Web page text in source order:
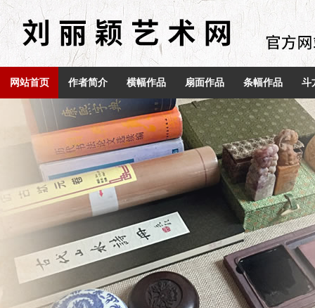
网站首页 作者简介 横幅作品 扇面作品 条幅作品 斗